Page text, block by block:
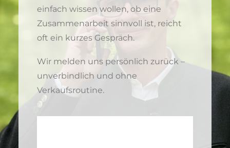
einfach wissen wollen, ob eine
Zusammenarbeit sinnvoll ist, reicht
oft ein kurzes Gespräch.
Wir melden uns persönlich zurück –
unverbindlich und ohne
Verkaufsroutine.